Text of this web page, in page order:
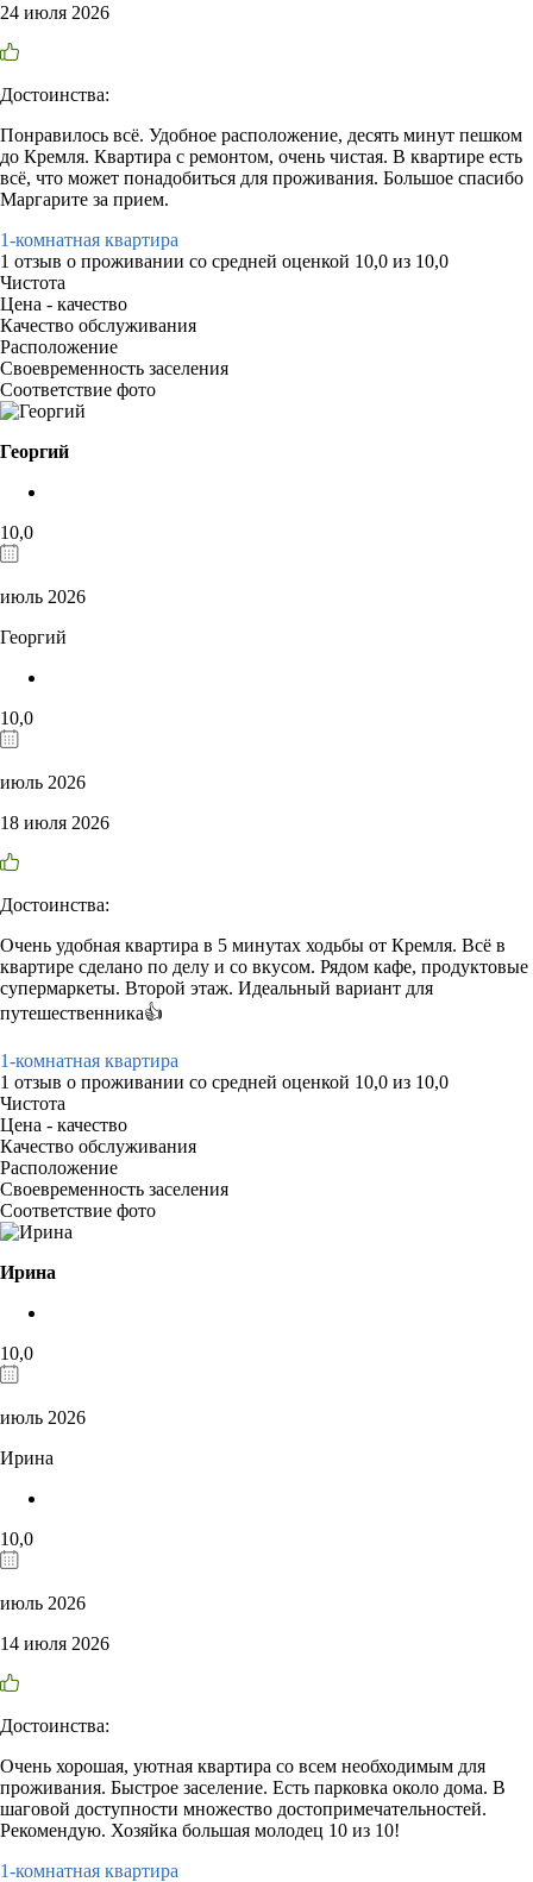
24 июля 2026
Достоинства:
Понравилось всё. Удобное расположение, десять минут пешком
до Кремля. Квартира с ремонтом, очень чистая. В квартире есть
всё, что может понадобиться для проживания. Большое спасибо
Маргарите за прием.
1-комнатная квартира
1 отзыв о проживании со средней оценкой 10,0 из 10,0
Чистота
Цена - качество
Качество обслуживания
Расположение
Своевременность заселения
Соответствие фото
Георгий
10,0
июль 2026
Георгий
10,0
июль 2026
18 июля 2026
Достоинства:
Очень удобная квартира в 5 минутах ходьбы от Кремля. Всё в
квартире сделано по делу и со вкусом. Рядом кафе, продуктовые
супермаркеты. Второй этаж. Идеальный вариант для
путешественника👍
1-комнатная квартира
1 отзыв о проживании со средней оценкой 10,0 из 10,0
Чистота
Цена - качество
Качество обслуживания
Расположение
Своевременность заселения
Соответствие фото
Ирина
10,0
июль 2026
Ирина
10,0
июль 2026
14 июля 2026
Достоинства:
Очень хорошая, уютная квартира со всем необходимым для
проживания. Быстрое заселение. Есть парковка около дома. В
шаговой доступности множество достопримечательностей.
Рекомендую. Хозяйка большая молодец 10 из 10!
1-комнатная квартира